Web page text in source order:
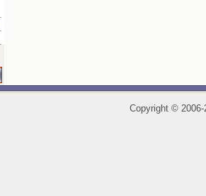
Copyright ©